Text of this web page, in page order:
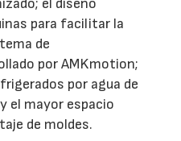
el diseño
para facilitar la
de
por AMKmotion;
por agua de
el mayor espacio
de moldes.